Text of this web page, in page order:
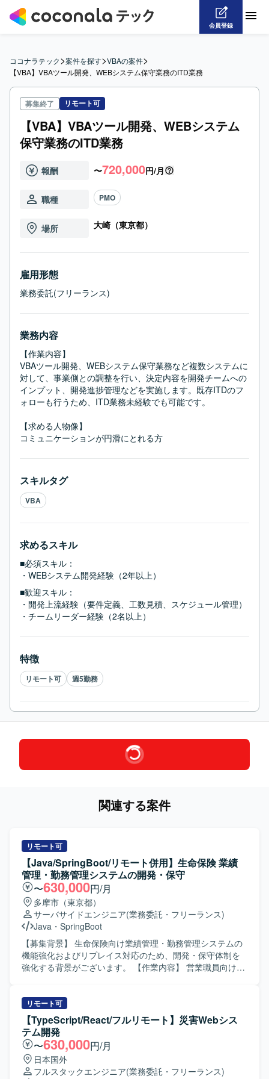
会員登録
ココナラテック>案件を探す>VBAの案件>
【VBA】VBAツール開発、WEBシステム保守業務のITD業務
募集終了 リモート可
【VBA】VBAツール開発、WEBシステム
保守業務のITD業務
報酬 〜720,000円/月
職種 PMO
場所 大崎（東京都）
雇用形態
業務委託(フリーランス)
業務内容
【作業内容】
VBAツール開発、WEBシステム保守業務など複数システムに
対して、事業側との調整を行い、決定内容を開発チームへの
インプット、開発進捗管理などを実施します。既存ITDのフ
ォローも行うため、ITD業務未経験でも可能です。
【求める人物像】
コミュニケーションが円滑にとれる方
スキルタグ
VBA
求めるスキル
■必須スキル：
・WEBシステム開発経験（2年以上）
■歓迎スキル：
・開発上流経験（要件定義、工数見積、スケジュール管理）
・チームリーダー経験（2名以上）
特徴
リモート可 週5勤務
関連する案件
リモート可
【Java/SpringBoot/リモート併用】生命保険 業績
管理・勤務管理システムの開発・保守
〜630,000円/月
多摩市（東京都）
サーバサイドエンジニア(業務委託・フリーランス)
Java ・ SpringBoot
【募集背景】 生命保険向け業績管理・勤務管理システムの
機能強化およびリプレイス対応のため、開発・保守体制を
強化する背景がございます。 【作業内容】 営業職員向け勤
て、設計・開発・テスト・リリースまで一連の工程に携わ
っていただきます。要件や基本設計などの上流工程にも関
与いただき、関連システムとの連携や仕様調整を行ってい
ただきます。 【求める人物像】 長期的な参画を前提に、主
体的に課題発見・改善提案ができる方を求めております。5
名以上のチーム開発体制の中で、周囲と連携しながら自律
的に動ける方、ドキュメントやコミュニケーションを通じ
リモート可
【TypeScript/React/フルリモート】災害Webシス
テム開発
〜630,000円/月
日本国外
フルスタックエンジニア(業務委託・フリーランス)